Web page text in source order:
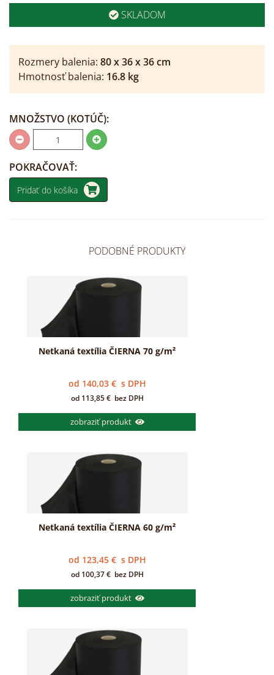
SKLADOM
Rozmery balenia: 80x36x36cm
Hmotnosť balenia: 16.8 kg
MNOŽSTVO (KOTÚČ):
POKRAČOVAŤ:
Pridať do košíka
PODOBNÉ PRODUKTY
Netkaná textília ČIERNA 70 g/m²
od 140,03 € s DPH
od 113,85€ bez DPH
zobraziť produkt
Netkaná textília ČIERNA 60 g/m²
od 123,45 € s DPH
od 100,37€ bez DPH
zobraziť produkt